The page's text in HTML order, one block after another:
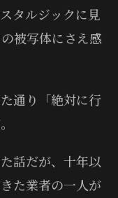
タルジックに見
被写体にさえ感
通り「絶対に行
話だが、十年以
た業者の一人が